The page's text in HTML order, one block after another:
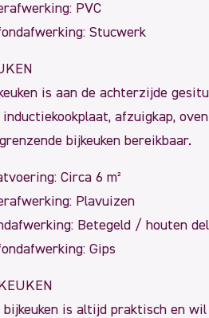
PVC
Stucwerk
is aan de achterzijde
inductiekookplaat, afzuigkap,
bijkeuken bereikbaar.
Circa 6 m²
Plavuizen
Betegeld / houten
Gips
bijkeuken is altijd praktisch en